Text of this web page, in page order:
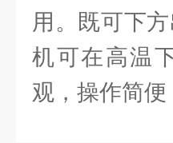
用。既可下
机可在高温
观，操作简便